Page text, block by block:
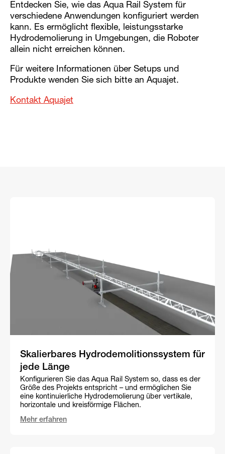
Entdecken Sie, wie das Aqua Rail System für
verschiedene Anwendungen konfiguriert werden
kann. Es ermöglicht flexible, leistungsstarke
Hydrodemolierung in Umgebungen, die Roboter
allein nicht erreichen können.
Für weitere Informationen über Setups und
Produkte wenden Sie sich bitte an Aquajet.
Kontakt Aquajet
Skalierbares Hydrodemolitionssystem für
jede Länge
Konfigurieren Sie das Aqua Rail System so, dass es der
Größe des Projekts entspricht – und ermöglichen Sie
eine kontinuierliche Hydrodemolierung über vertikale,
horizontale und kreisförmige Flächen.
Mehr erfahren